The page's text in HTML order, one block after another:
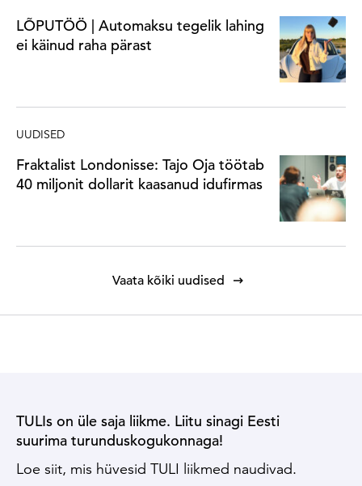
LÕPUTÖÖ | Automaksu tegelik lahing
ei käinud raha pärast
UUDISED
Fraktalist Londonisse: Tajo Oja töötab
40 miljonit dollarit kaasanud idufirmas
Vaata kõiki uudised
TULIs on üle saja liikme. Liitu sinagi Eesti
suurima turunduskogukonnaga!
Loe siit, mis hüvesid TULI liikmed naudivad.